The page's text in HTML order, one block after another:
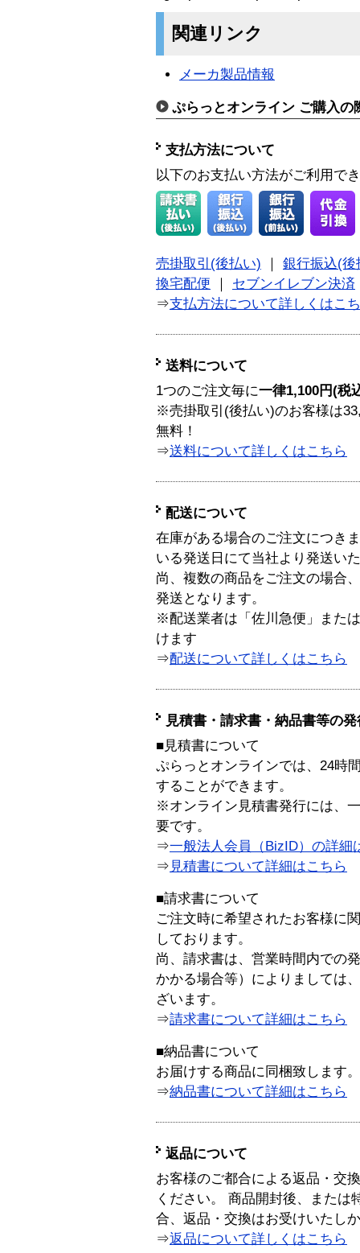
関連リンク
メーカ製品情報
ぷらっとオンライン ご購入の
支払方法について
以下のお支払い方法がご利用で
売掛取引(後払い)
銀行振込(後
換宅配便
セブンイレブン決済
⇒支払方法について詳しくはこ
送料について
1つのご注文毎に一律1,100円(税
※売掛取引(後払い)のお客様は
無料！
⇒送料について詳しくはこちら
配送について
在庫がある場合のご注文につき
いる発送日にて当社より発送い
尚、複数の商品をご注文の場合
発送となります。
※配送業者は「佐川急便」また
けます
⇒配送について詳しくはこちら
見積書・請求書・納品書等の
■見積書について
ぷらっとオンラインでは、24時
することができます。
※オンライン見積書発行には、
要です。
⇒一般法人会員（BizID）の詳細
⇒ 見積書について詳細はこちら
■請求書について
ご注文時に希望されたお客様に
しております。
尚、請求書は、営業時間内での
かかる場合等）によりましては
ざいます。
⇒請求書について詳細はこちら
■納品書について
お届けする商品に同梱致します。
⇒納品書について詳細はこちら
返品について
お客様のご都合による返品・交
ください。 商品開封後、または
合、返品・交換はお受けいたし
⇒返品について詳しくはこちら